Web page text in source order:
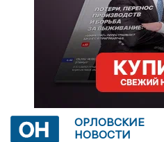
ОРЛОВСКИЕ
НОВОСТИ